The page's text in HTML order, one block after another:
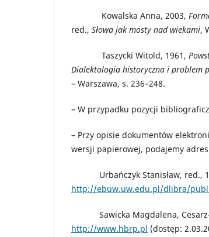
Kowalska Anna, 2003,
red., Słowa jak mosty nad wiekami,
Taszycki Witold, 1961,
Dialektologia historyczna i problem
– Warszawa, s. 236–248.
– W przypadku pozycji
– Przy opisie dokumentów
wersji papierowej, podajemy
Urbańczyk Stanisław, red.,
http://ebuw.uw.edu.pl/dlibra/
Sawicka Magdalena, Cesarz-
http://www.hbrp.pl (dostęp: